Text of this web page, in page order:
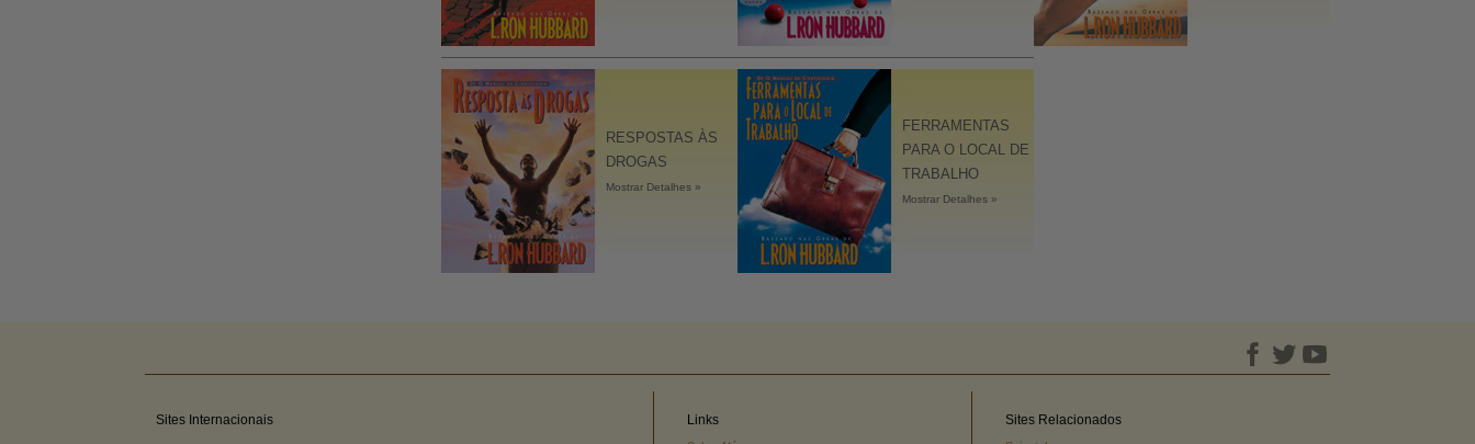
RESPOSTAS ÀS
DROGAS
Mostrar Detalhes »
FERRAMENTAS
PARA O LOCAL DE
TRABALHO
Mostrar Detalhes »
Sites Internacionais Links Sites Relacionados